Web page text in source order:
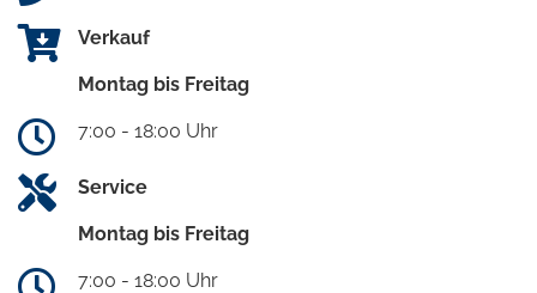
Verkauf
Montag bis Freitag
7:00 - 18:00 Uhr
Service
Montag bis Freitag
7:00 - 18:00 Uhr